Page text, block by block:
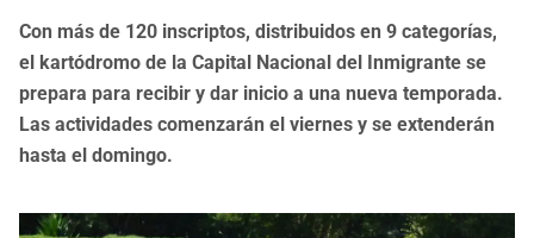
Con más de 120 inscriptos, distribuidos en 9 categorías,
el kartódromo de la Capital Nacional del Inmigrante se
prepara para recibir y dar inicio a una nueva temporada.
Las actividades comenzarán el viernes y se extenderán
hasta el domingo.